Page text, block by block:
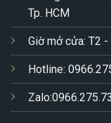
Tp. HCM
Giờ mở cửa: T2
Hotline: